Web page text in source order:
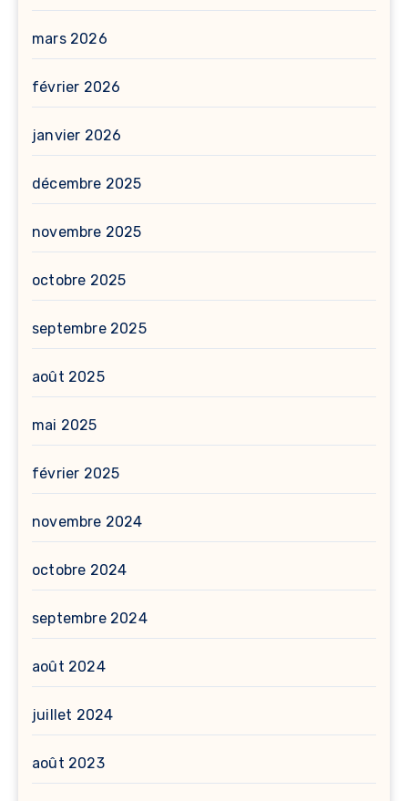
mars 2026
février 2026
janvier 2026
décembre 2025
novembre 2025
octobre 2025
septembre 2025
août 2025
mai 2025
février 2025
novembre 2024
octobre 2024
septembre 2024
août 2024
juillet 2024
août 2023